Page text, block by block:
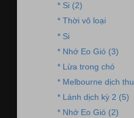
* Si (2)
* Thời vô loại
* Si
* Nhớ Eo Gió (3)
* Lừa trong chó
* Melbourne dịch thu
* Lánh dịch kỳ 2 (5)
* Nhớ Eo Gió (2)